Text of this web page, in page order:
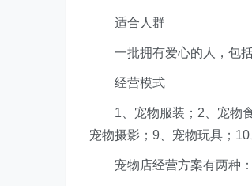
适合人群
一批拥有爱心的人，包括
经营模式
1、宠物服装；2、宠物食
宠物摄影；9、宠物玩具；
宠物店经营方案有两种：